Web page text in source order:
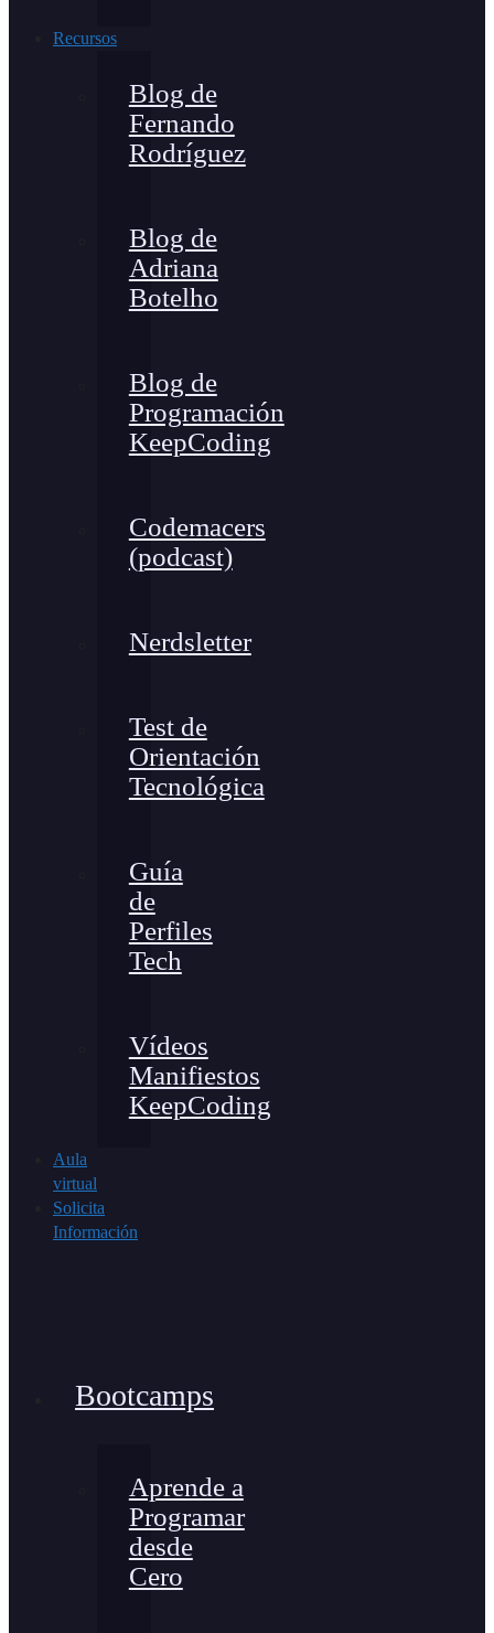
Recursos
Blog de
Fernando
Rodríguez
Blog de
Adriana
Botelho
Blog de
Programación
KeepCoding
Codemacers
(podcast)
Nerdsletter
Test de
Orientación
Tecnológica
Guía
de
Perfiles
Tech
Vídeos
Manifiestos
KeepCoding
Aula
virtual
Solicita
Información
Bootcamps
Aprende a
Programar
desde
Cero